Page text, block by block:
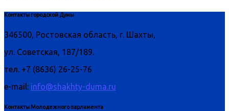
Контакты городской Думы
346500, Ростовская область, г. Шахты,
ул. Советская, 187/189.
тел. +7 (8636) 26-25-76
e-mail: info@shakhty-duma.ru
Контакты Молодежного парламента